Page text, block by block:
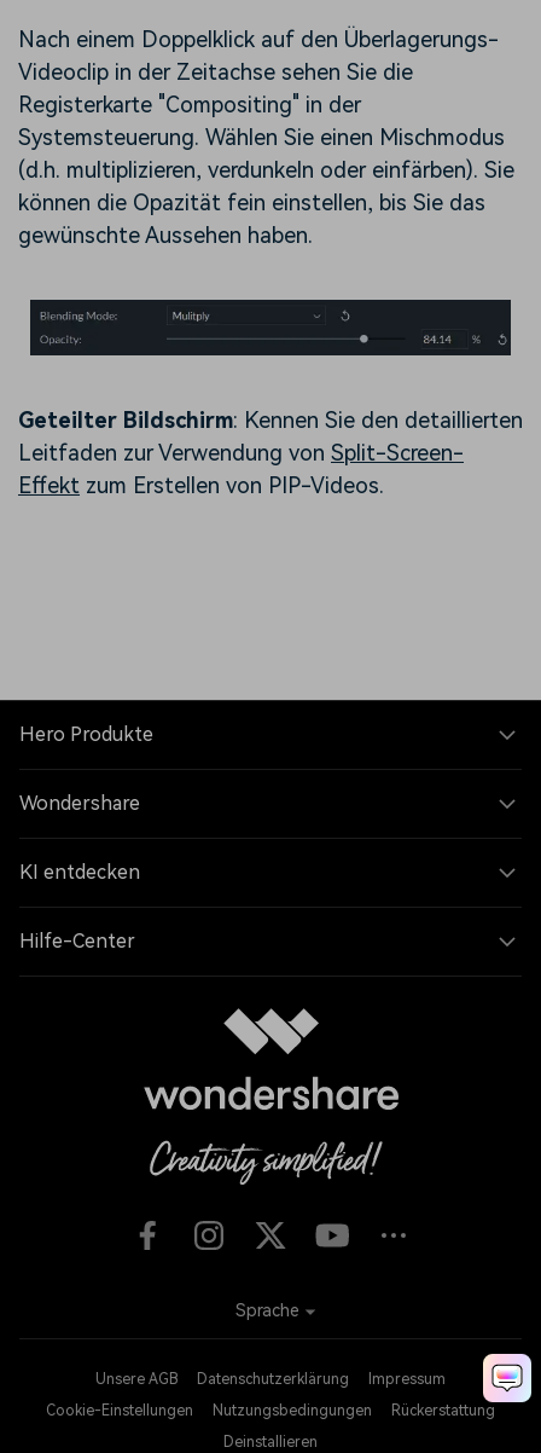
Nach einem Doppelklick auf den Überlagerungs-
Videoclip in der Zeitachse sehen Sie die
Registerkarte "Compositing" in der
Systemsteuerung. Wählen Sie einen Mischmodus
(d.h. multiplizieren, verdunkeln oder einfärben). Sie
können die Opazität fein einstellen, bis Sie das
gewünschte Aussehen haben.
Geteilter Bildschirm: Kennen Sie den detaillierten
Leitfaden zur Verwendung von Split-Screen-
Effekt zum Erstellen von PIP-Videos.
Hero Produkte
Wondershare
KI entdecken
Hilfe-Center
Unsere AGB Datenschutzerklärung
Impressum
Cookie-Einstellungen
Nutzungsbedingungen
Rückerstattung
Deinstallieren
Sprache